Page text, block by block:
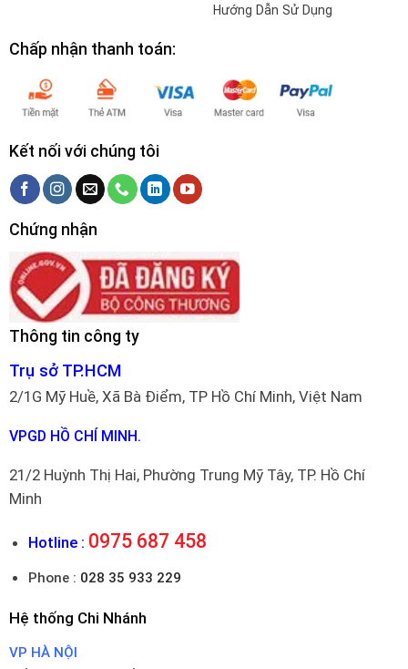
Hướng Dẫn Sử Dụng
Chấp nhận thanh toán:
Kết nối với chúng tôi
Chứng nhận
Thông tin công ty
Trụ sở TP.HCM
2/1G Mỹ Huề, Xã Bà Điểm, TP Hồ Chí Minh, Việt Nam
VPGD HỒ CHÍ MINH.
21/2 Huỳnh Thị Hai, Phường Trung Mỹ Tây, TP. Hồ Chí
Minh
Hotline : 0975 687 458
Phone : 028 35 933 229
Hệ thống Chi Nhánh
VP HÀ NỘI